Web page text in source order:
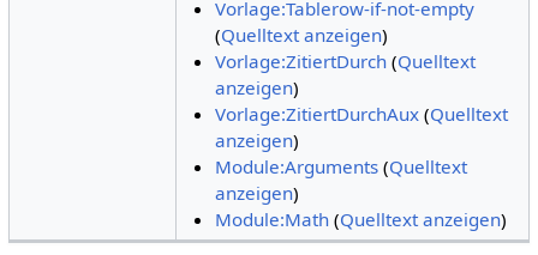
Vorlage:Tablerow-if-not-empty
(Quelltext anzeigen)
Vorlage:ZitiertDurch(Quelltext
anzeigen)
Vorlage:ZitiertDurchAux(Quelltext
anzeigen)
Module:Arguments(Quelltext
anzeigen)
Module:Math(Quelltext anzeigen)